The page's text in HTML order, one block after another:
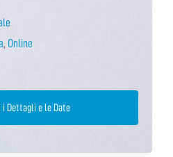
, Online
Dettagli e le Date